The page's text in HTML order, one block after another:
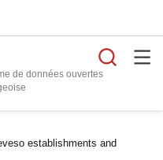
de données ouvertes
establishments and